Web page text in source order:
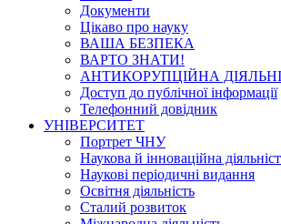
Документи
Цікаво про науку
ВАША БЕЗПЕКА
ВАРТО ЗНАТИ!
АНТИКОРУПЦІЙНА
Доступ до публічної інформації
Телефонний довідник
УНІВЕРСИТЕТ
Портрет ЧНУ
Наукова й інноваційна
Наукові періодичні видання
Освітня діяльність
Сталий розвиток